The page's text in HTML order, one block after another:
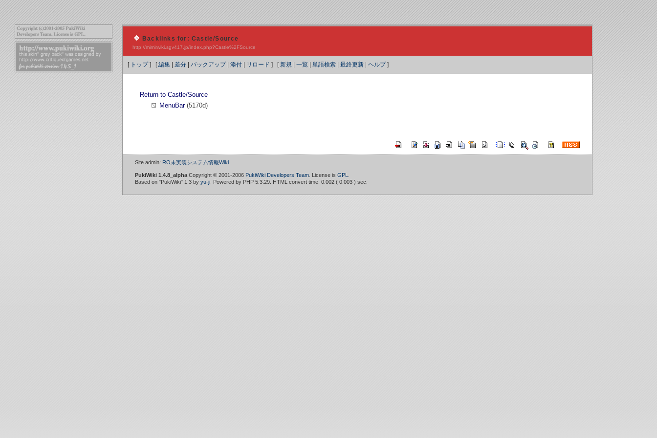
Backlinks for: Castle/Source
http://mimirwiki.sgv417.jp/index.php?Castle%2FSource
[ トップ] [編集 差分 バックアップ| 添付 リロード ] [新規 一覧 単語検索 最終更新 ヘルプ]
Return to Castle/Source
MenuBar(5170d)
Site admin: RO未実装システム情報Wiki
PukiWiki 1.4.8_alpha Copyright © 2001-2006 PukiWiki Developers Team . License is GPL
Based on "PukiWiki" 1.3 by yu-ji . Powered by PHP 5.3.29. HTML convert time: 0.002 ( 0.003 ) sec.